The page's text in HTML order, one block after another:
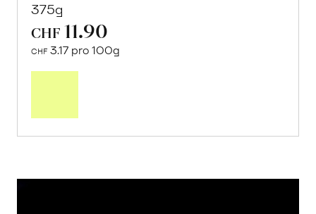
375g
CHF 11.90
CHF 3.17 pro 100g